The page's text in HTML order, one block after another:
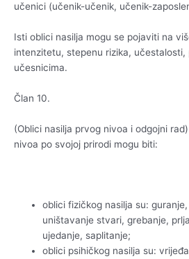
učenici (učenik-učenik, učenik-
Isti oblici nasilja mogu se pojaviti na
intenzitetu, stepenu rizika, učestalosti,
učesnicima.
Član 10.
(Oblici nasilja prvog nivoa i odgojni
nivoa po svojoj prirodi mogu biti:
oblici fizičkog nasilja su:
uništavanje stvari, grebanje,
ujedanje, saplitanje;
oblici psihičkog nasilja su: